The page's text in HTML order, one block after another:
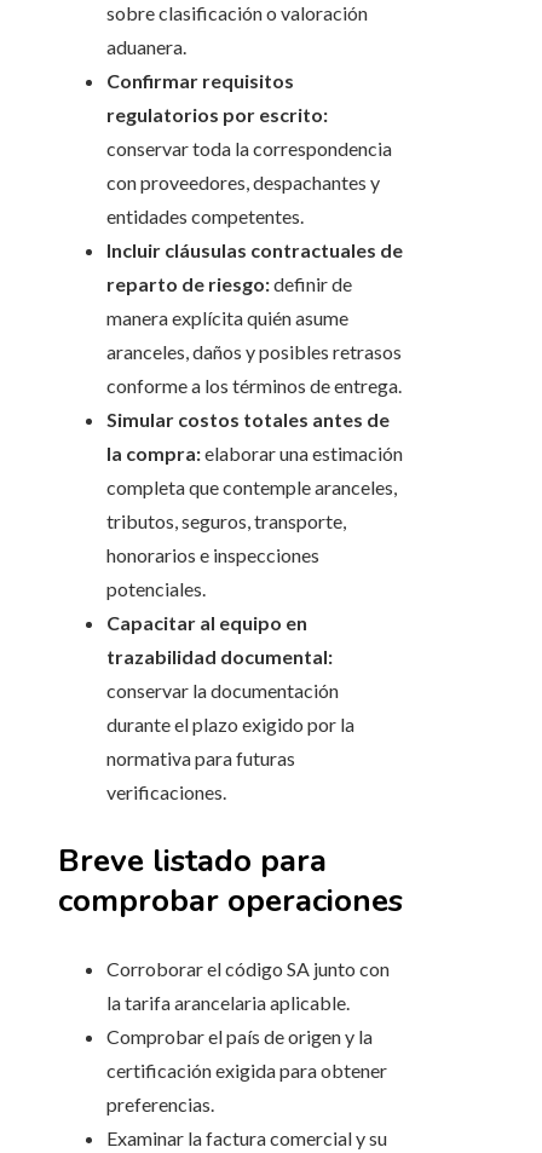
sobre clasificación o valoración
aduanera.
Confirmar requisitos
regulatorios por escrito:
conservar toda la correspondencia
con proveedores, despachantes y
entidades competentes.
Incluir cláusulas contractuales de
reparto de riesgo:definir de
manera explícita quién asume
aranceles, daños y posibles retrasos
conforme a los términos de entrega.
Simular costos totales antes de
la compra:elaborar una estimación
completa que contemple aranceles,
tributos, seguros, transporte,
honorarios e inspecciones
potenciales.
Capacitar al equipo en
trazabilidad documental:
conservar la documentación
durante el plazo exigido por la
normativa para futuras
verificaciones.
Breve listado para
comprobar operaciones
Corroborar el código SA junto con
la tarifa arancelaria aplicable.
Comprobar el país de origen y la
certificación exigida para obtener
preferencias.
Examinar la factura comercial y su